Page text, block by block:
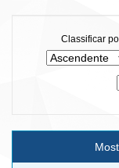
Classificar